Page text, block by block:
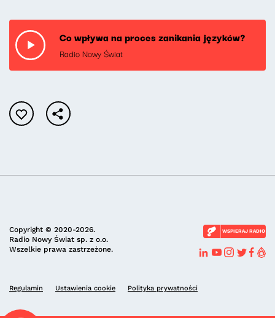
Co wpływa na proces zanikania języków?
Radio Nowy Świat
Copyright © 2020-2026.
Radio Nowy Świat sp. z o.o.
Wszelkie prawa zastrzeżone.
WSPIERAJ RADIO
Regulamin Ustawienia cookie Polityka prywatności